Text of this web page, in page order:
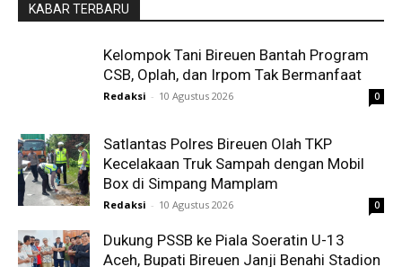
KABAR TERBARU
Kelompok Tani Bireuen Bantah Program
CSB, Oplah, dan Irpom Tak Bermanfaat
Redaksi - 10 Agustus 2026 0
Satlantas Polres Bireuen Olah TKP
Kecelakaan Truk Sampah dengan Mobil
Box di Simpang Mamplam
Redaksi - 10 Agustus 2026 0
Dukung PSSB ke Piala Soeratin U-13
Aceh, Bupati Bireuen Janji Benahi Stadion